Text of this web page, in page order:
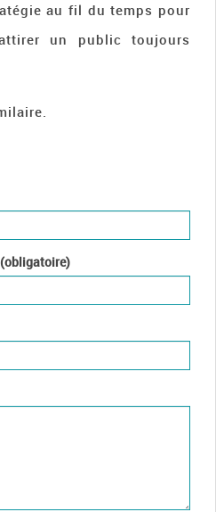
au fil du temps pour
un public toujours